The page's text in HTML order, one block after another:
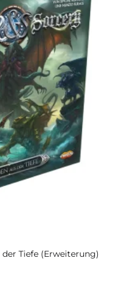
der Tiefe (Erweiterung)